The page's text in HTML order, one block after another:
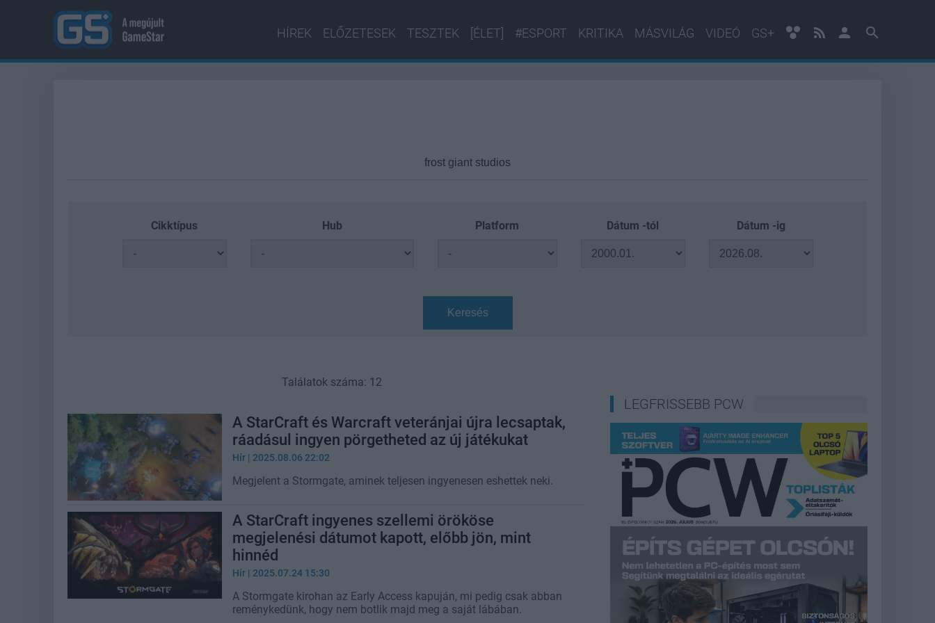
HÍREK ELŐZETESEK TESZTEK [ÉLET] #ESPORT KRITIKA MÁSVILÁG VIDEÓ GS+
Cikktípus Hub Platform Dátum -tól Dátum -ig
Keresés
Találatok száma: 12
A StarCraft és Warcraft veteránjai újra lecsaptak,
ráadásul ingyen pörgetheted az új játékukat
Hír | 2025.08.06 22:02
Megjelent a Stormgate, aminek teljesen ingyenesen eshettek neki.
A StarCraft ingyenes szellemi örököse
megjelenési dátumot kapott, előbb jön, mint
hinnéd
Hír | 2025.07.24 15:30
A Stormgate kirohan az Early Access kapuján, mi pedig csak abban
reménykedünk, hogy nem botlik majd meg a saját lábában.
LEGFRISSEBB PCW